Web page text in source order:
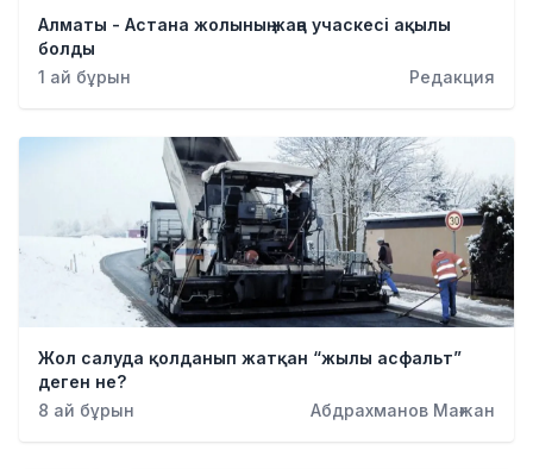
Ауа райы
Денсаулық
Бизнес
Алматы - Астана жолының жаңа учаскесі ақылы
болды
1 ай бұрын
Редакция
Жол салуда қолданып жатқан “жылы асфальт”
деген не?
8 ай бұрын
Абдрахманов Мағжан